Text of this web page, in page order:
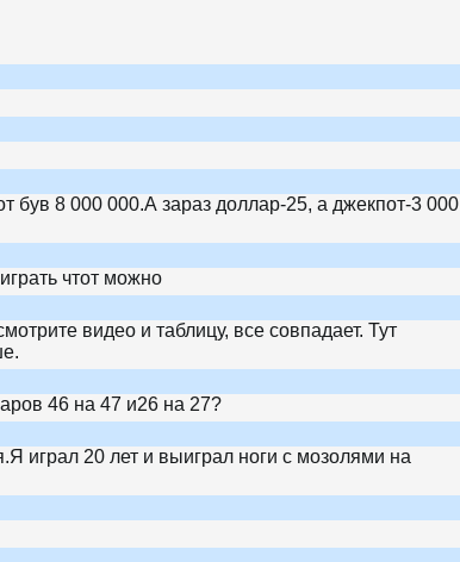
був 8 000 000.А зараз доллар-25, а джекпот-3 000
чтот можно
видео и таблицу, все совпадает. Тут
46 на 47 и26 на 27?
играл 20 лет и выиграл ноги с мозолями на